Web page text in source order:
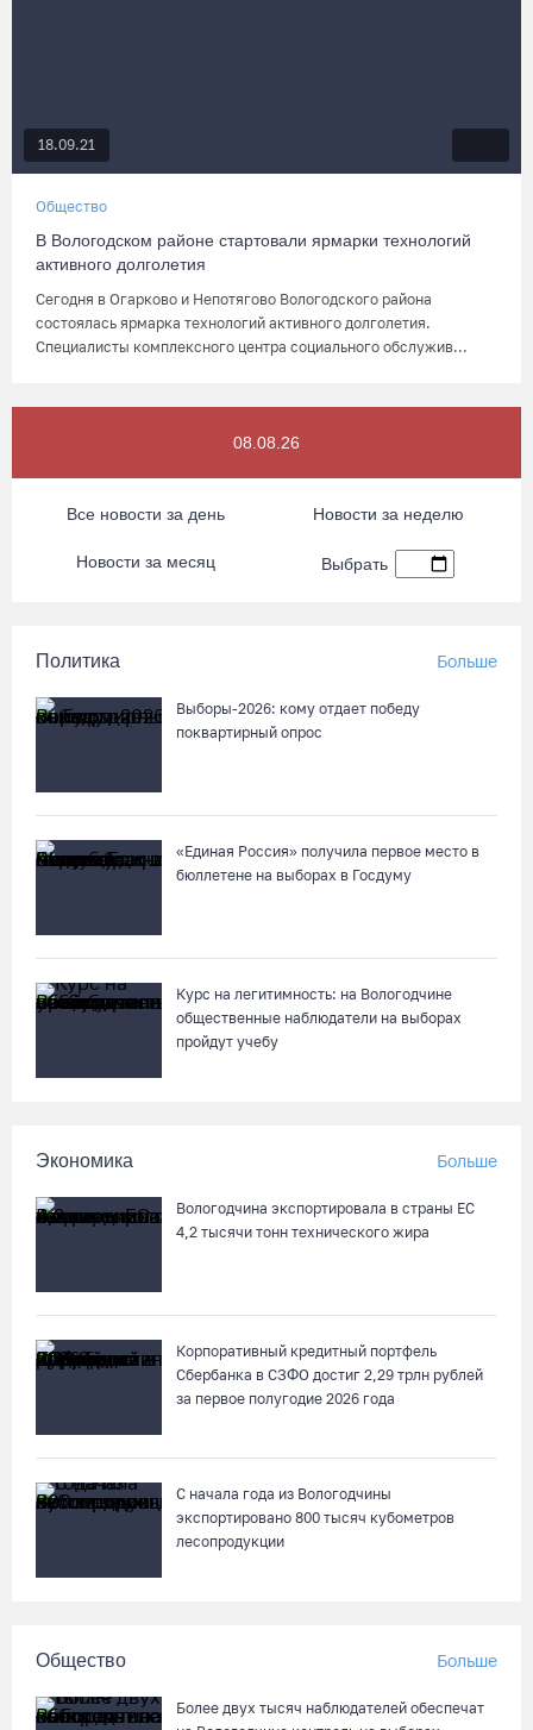
18.09.21
Общество
В Вологодском районе стартовали ярмарки технологий
активного долголетия
Сегодня в Огарково и Непотягово Вологодского района
состоялась ярмарка технологий активного долголетия.
Специалисты комплексного центра социального обслужив...
08.08.26
Все новости за день Новости за неделю
Новости за месяц Выбрать
Политика Больше
Выборы-2026: кому отдает победу
поквартирный опрос
«Единая Россия» получила первое место в
бюллетене на выборах в Госдуму
Курс на легитимность: на Вологодчине
общественные наблюдатели на выборах
пройдут учебу
Экономика Больше
Вологодчина экспортировала в страны ЕС
4,2 тысячи тонн технического жира
Корпоративный кредитный портфель
Сбербанка в СЗФО достиг 2,29 трлн рублей
за первое полугодие 2026 года
С начала года из Вологодчины
экспортировано 800 тысяч кубометров
лесопродукции
Общество Больше
Более двух тысяч наблюдателей обеспечат